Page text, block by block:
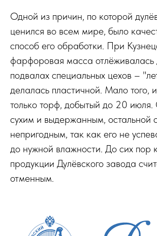
Одной из причин, по которой
ценился во всем мире, было
способ его обработки. При
фарфоровая масса отлёживалась
подвалах специальных цехов –
делалась пластичной. Мало того,
только торф, добытый до 20 июля.
сухим и выдержанным, остальной
непригодным, так как его не
до нужной влажности. До сих пор
продукции Дулёвского завода
отменным.